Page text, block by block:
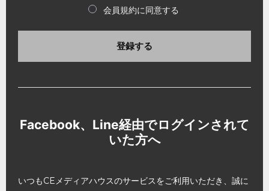
会員規約に同意する
登録する
Facebook、Line経由でログインされて
いた方へ
いつもCEメディアハウスのサービスをご利用いただき、誠に